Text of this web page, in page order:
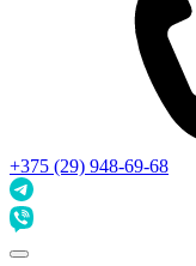
+375 (29) 948-69-68